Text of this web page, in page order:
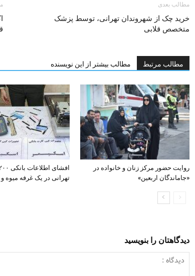
مطالب بعدی
خرید چک از شهروندان تهرانی، توسط پزشک
متخصص قلابی
مطالب مرتبط مطالب بیشتر از این نویسنده
تهرانی در یک غرفه میوه و
روایت حضور مرکز زنان و خانواده در
«جاماندگان اربعین»
دیدگاهتان را بنویسید